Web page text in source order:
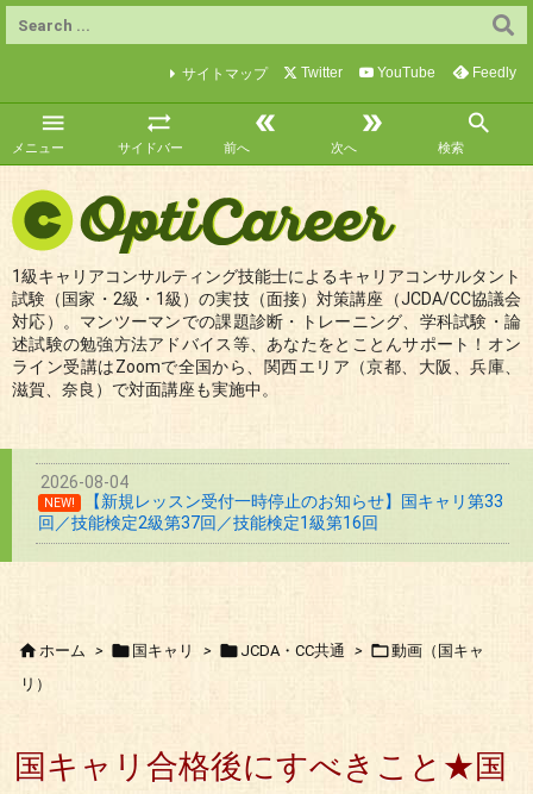

メニュー

サイドバー

前へ

次へ

検索
サイトマップ Twitter YouTube Feedly
1級キャリアコンサルティング技能士によるキャリアコンサルタント
試験（国家・2級・1級）の実技（面接）対策講座（JCDA/CC協議会
対応）。マンツーマンでの課題診断・トレーニング、学科試験・論
述試験の勉強方法アドバイス等、あなたをとことんサポート！オン
ライン受講はZoomで全国から、関西エリア（京都、大阪、兵庫、
滋賀、奈良）で対面講座も実施中。
2026-08-04
NEW!
【新規レッスン受付一時停止のお知らせ】国キャリ第33
回／技能検定2級第37回／技能検定1級第16回
ホーム >  国キャリ >  JCDA・CC共通 > 動画（国キャ
リ）
国キャリ合格後にすべきこと★国